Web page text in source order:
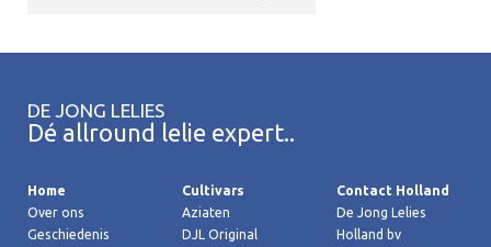
DE JONG LELIES
Dé allround lelie expert..
Home
Over ons
Geschiedenis
Cultivars
Aziaten
DJL Original
Contact Holland
De Jong Lelies
Holland bv